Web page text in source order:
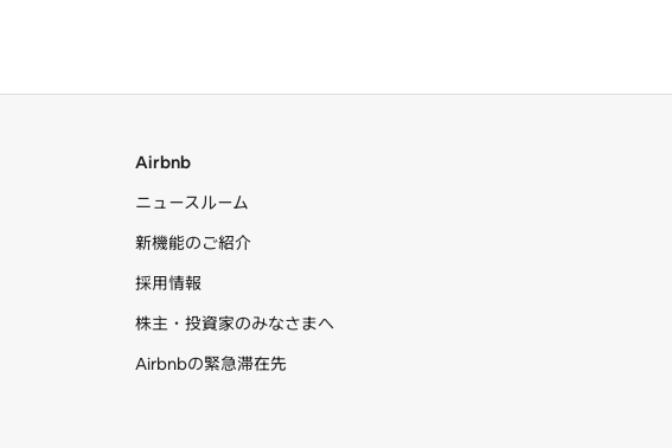
Airbnb
ニュースルーム
新機能のご紹介
採用情報
株主・投資家のみなさまへ
Airbnbの緊急滞在先